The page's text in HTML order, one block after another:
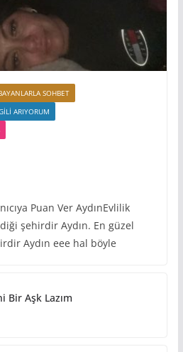
SOHBET
ARIYORUM
Puan Ver AydınEvlilik
şehirdir Aydın. En güzel
Aydın eee hal böyle
Bir Aşk Lazım